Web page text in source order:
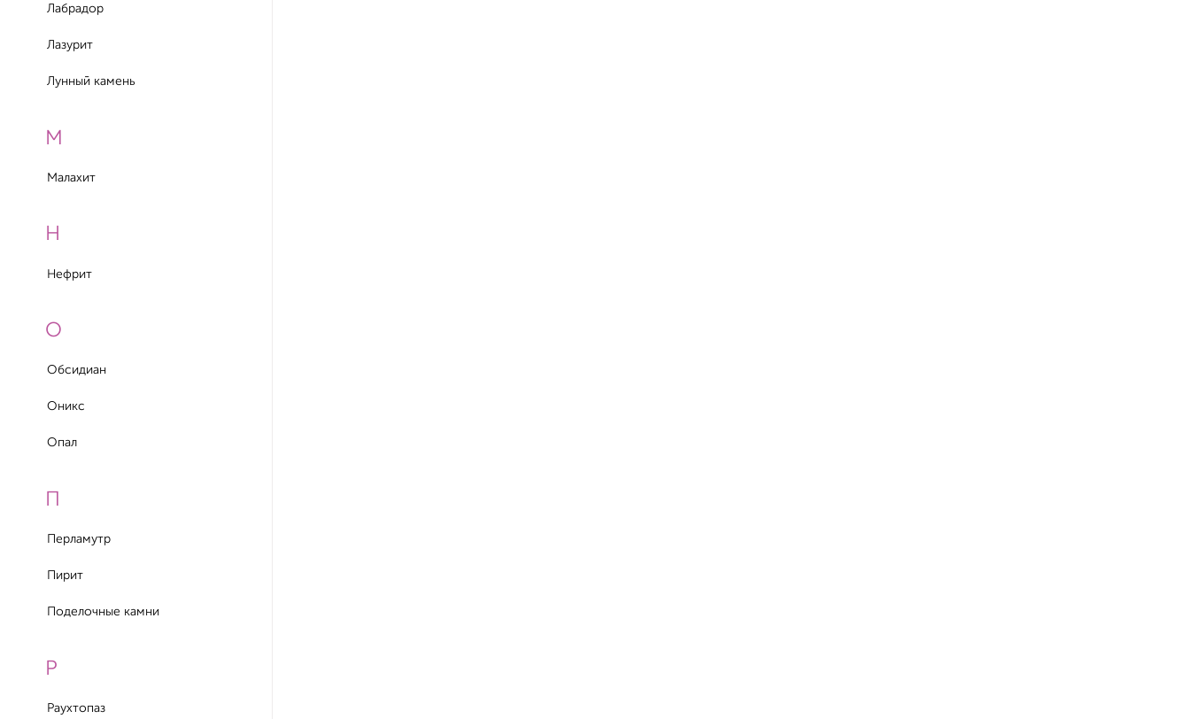
Лабрадор
Лазурит
Лунный камень
М
Малахит
Н
Нефрит
О
Обсидиан
Оникс
Опал
П
Перламутр
Пирит
Поделочные камни
Р
Раухтопаз